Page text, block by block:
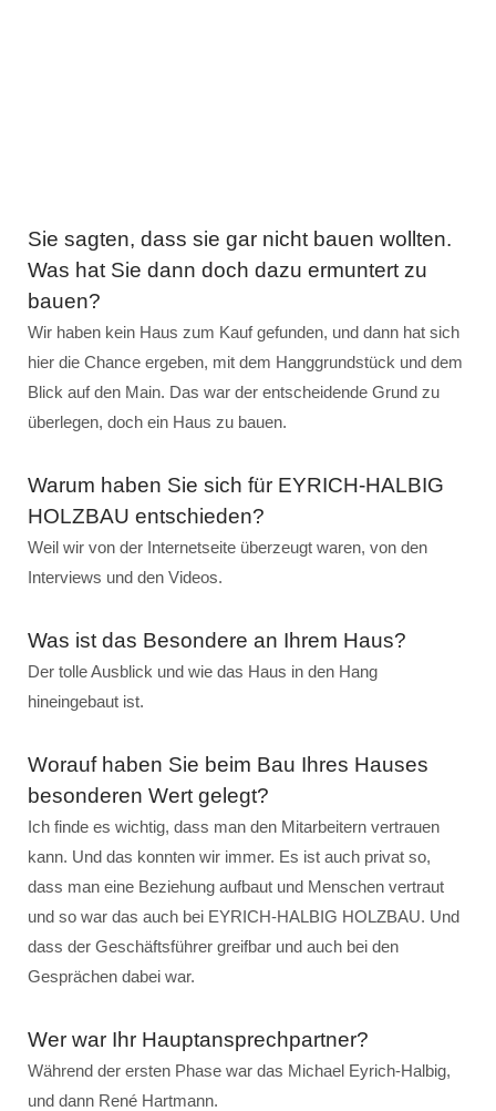
Sie sagten, dass sie gar nicht bauen wollten.
Was hat Sie dann doch dazu ermuntert zu
bauen?
Wir haben kein Haus zum Kauf gefunden, und dann hat sich
hier die Chance ergeben, mit dem Hanggrundstück und dem
Blick auf den Main. Das war der entscheidende Grund zu
überlegen, doch ein Haus zu bauen.
Warum haben Sie sich für EYRICH-HALBIG
HOLZBAU entschieden?
Weil wir von der Internetseite überzeugt waren, von den
Interviews und den Videos.
Was ist das Besondere an Ihrem Haus?
Der tolle Ausblick und wie das Haus in den Hang
hineingebaut ist.
Worauf haben Sie beim Bau Ihres Hauses
besonderen Wert gelegt?
Ich finde es wichtig, dass man den Mitarbeitern vertrauen
kann. Und das konnten wir immer. Es ist auch privat so,
dass man eine Beziehung aufbaut und Menschen vertraut
und so war das auch bei EYRICH-HALBIG HOLZBAU. Und
dass der Geschäftsführer greifbar und auch bei den
Gesprächen dabei war.
Wer war Ihr Hauptansprechpartner?
Während der ersten Phase war das Michael Eyrich-Halbig,
und dann René Hartmann.